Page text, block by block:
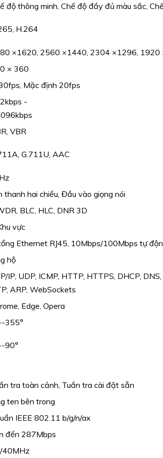
độ thông minh, Chế độ đầy đủ màu sắc,
H.264
×1620, 2560 ×1440, 2304 ×1296, 1920
× 360
Mặc định 20fps
-
VBR
G.711U, AAC
thanh hai chiều, Đầu vào giọng nói
BLC, HLC, DNR 3D
vực
Ethernet RJ45, 10Mbps/100Mbps tự
hộ
IP, UDP, ICMP, HTTP, HTTPS, DHCP,
ARP, WebSockets
Edge, Opera
355°
90°
tra toàn cảnh, Tuần tra cài đặt sẵn
ten bên trong
IEEE 802.11 b/g/n/ax
đến 287Mbps
40MHz